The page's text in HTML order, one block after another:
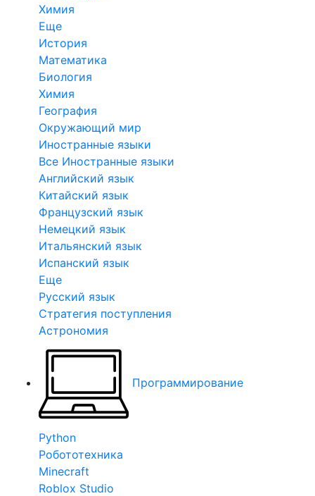
Химия
Еще
История
Математика
Биология
Химия
География
Окружающий мир
Иностранные языки
Все Иностранные языки
Английский язык
Китайский язык
Французский язык
Немецкий язык
Итальянский язык
Испанский язык
Еще
Русский язык
Стратегия поступления
Астрономия
Программирование
Python
Робототехника
Minecraft
Roblox Studio